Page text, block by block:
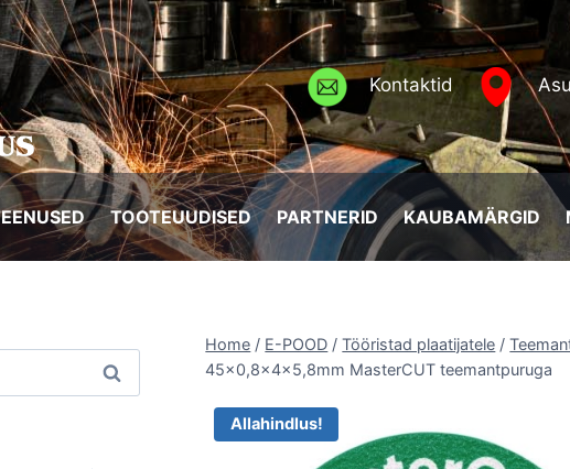
Kontaktid
TOOTEUUDISED PARTNERID KAUBAMÄRGID
Home / E-POOD / Tööristad plaatijatele /
45×0,8x4x5,8mm MasterCUT teemantpuruga
Allahindlus!
Otsi